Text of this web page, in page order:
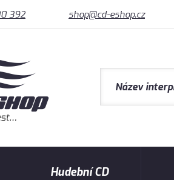
392 shop@cd-eshop.cz
Hudební CD